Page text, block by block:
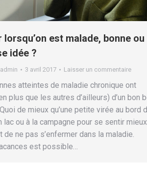
lorsqu’on est malade, bonne ou
idée ?
admin 3 avril 2017 Laisser un commentaire
atteintes de maladie chronique ont
plus que les autres d’ailleurs) d’un bon
de mieux qu’une petite virée au bord
lac ou à la campagne pour se sentir
de ne pas s’enfermer dans la maladie.
est possible…